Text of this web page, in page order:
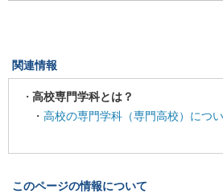
関連情報
高校専門学科とは？
・ 高校の専門学科（専門高校）につ
このページの情報について